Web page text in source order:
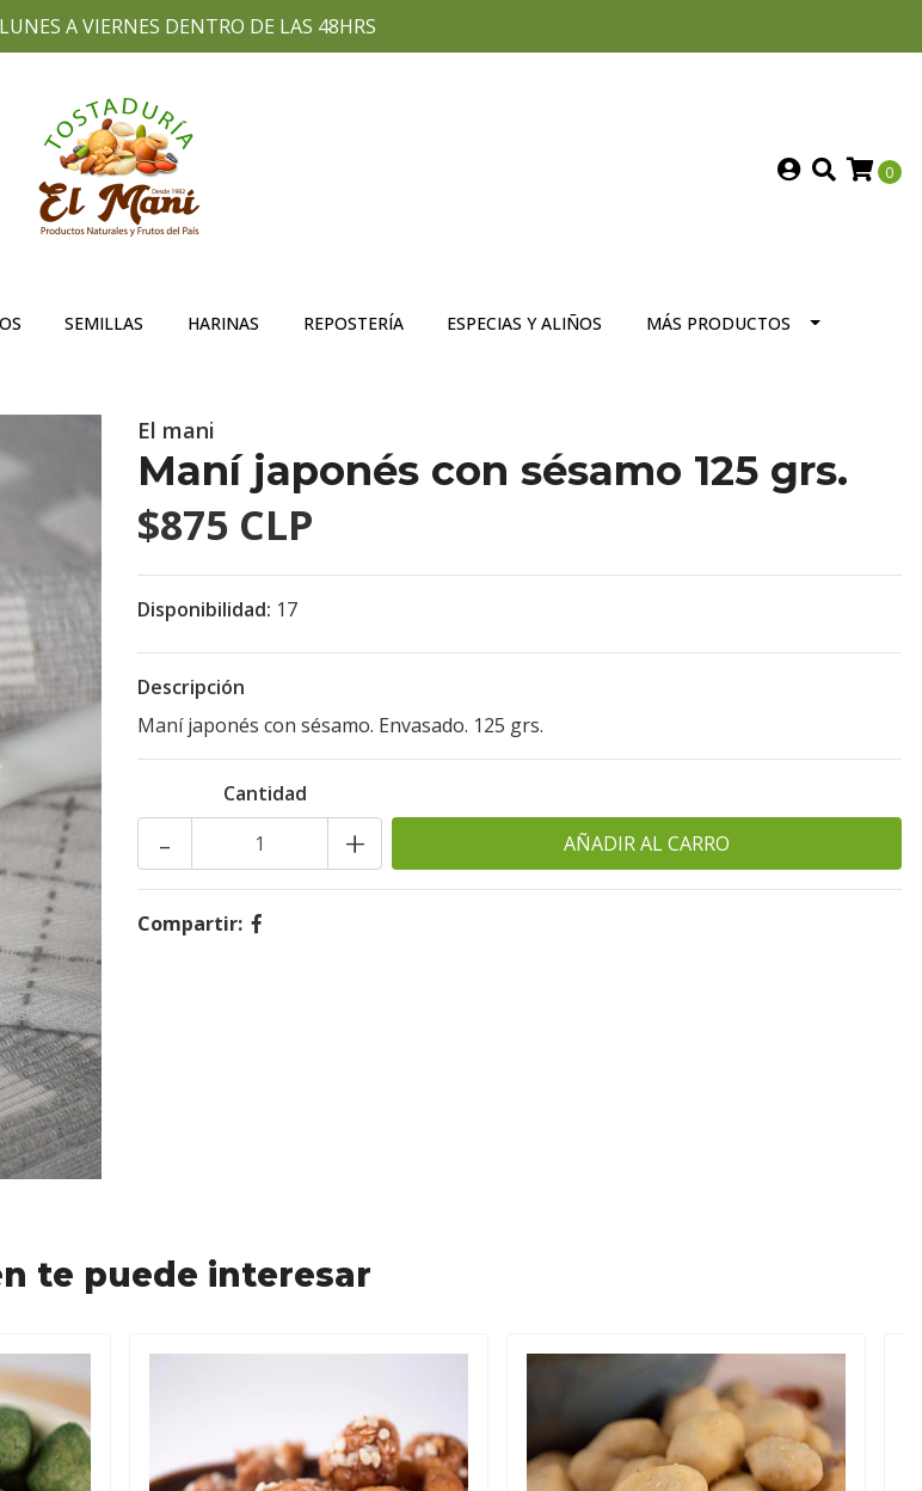
A VIERNES DENTRO DE LAS 48HRS
0
SEMILLAS HARINAS REPOSTERÍA ESPECIAS Y ALIÑOS MÁS PRODUCTOS
El mani
Maní japonés con sésamo 125 grs.
$875 CLP
Disponibilidad: 17
Descripción
Maní japonés con sésamo. Envasado. 125 grs.
Cantidad
+
-
Compartir:
te puede interesar